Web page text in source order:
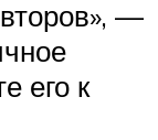
—
его к